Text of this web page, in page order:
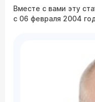
Вместе с вами эту
с 06 февраля 2004